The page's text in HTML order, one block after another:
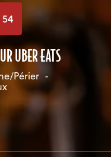
UBER EATS
Périer -